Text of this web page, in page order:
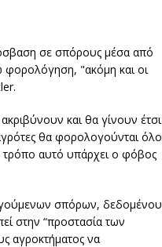
σε σπόρους μέσα από
φορολόγηση, "ακόμη και οι
και θα γίνουν έτσι
θα φορολογούνται όλο
τρόπο αυτό υπάρχει ο φόβος
σπόρων, δεδομένου
στην “προστασία των
αγροκτήματος να